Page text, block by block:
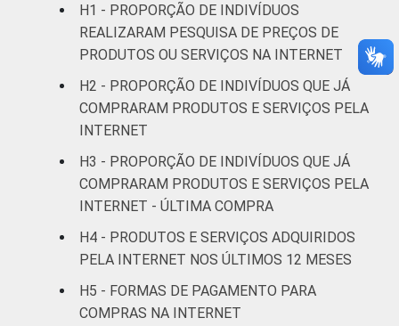
De 35 anos ou mais 67
RENDA
FAMILIAR
Até R$1245 53
R$2076-R$4150 58
R$4151 ou mais
CLASSE
AB 62
CDE
H1 - PROPORÇÃO DE INDIVÍDUOS
REALIZARAM PESQUISA DE PREÇOS DE
PRODUTOS OU SERVIÇOS NA INTERNET
H2 - PROPORÇÃO DE INDIVÍDUOS QUE JÁ
COMPRARAM PRODUTOS E SERVIÇOS PELA
INTERNET
H3 - PROPORÇÃO DE INDIVÍDUOS QUE JÁ
COMPRARAM PRODUTOS E SERVIÇOS PELA
INTERNET - ÚLTIMA COMPRA
H4 - PRODUTOS E SERVIÇOS ADQUIRIDOS
PELA INTERNET NOS ÚLTIMOS 12 MESES
H5 - FORMAS DE PAGAMENTO PARA
COMPRAS NA INTERNET